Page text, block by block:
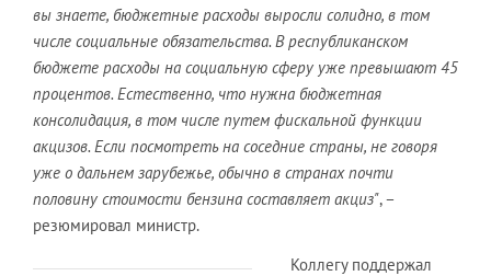
вы знаете, бюджетные расходы выросли солидно, в том
числе социальные обязательства. В республиканском
бюджете расходы на социальную сферу уже превышают 45
процентов. Естественно, что нужна бюджетная
консолидация, в том числе путем фискальной функции
акцизов. Если посмотреть на соседние страны, не говоря
уже о дальнем зарубежье, обычно в странах почти
половину стоимости бензина составляет акциз", –
резюмировал министр.
Коллегу поддержал